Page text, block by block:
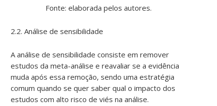
Fonte: elaborada pelos autores.
2.2. Análise de sensibilidade
A análise de sensibilidade consiste em remover
estudos da meta-análise e reavaliar se a evidência
muda após essa remoção, sendo uma estratégia
comum quando se quer saber qual o impacto dos
estudos com alto risco de viés na análise.